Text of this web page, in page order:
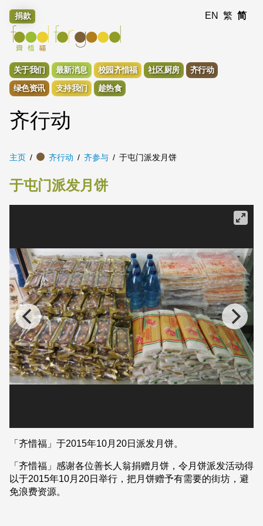
捐款 EN 繁 简
关于我们 最新消息 校园齐惜福 社区厨房
齐行动
绿色资讯
支持我们 趁热食
齐行动
主页 齐行动 齐参与 于屯门派发月饼
于屯门派发月饼
「齐惜福」于2015年10月20日派发月饼。
「齐惜福」感谢各位善长人翁捐赠月饼，令月饼派发活动得
以于2015年10月20日举行，把月饼赠予有需要的街坊，避
免浪费资源。